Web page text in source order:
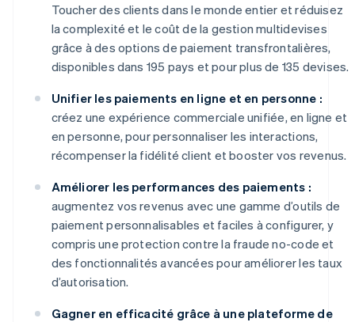
Toucher des clients dans le monde entier et réduisez
la complexité et le coût de la gestion multidevises
grâce à des options de paiement transfrontalières,
disponibles dans 195 pays et pour plus de 135 devises.
Unifier les paiements en ligne et en personne :
créez une expérience commerciale unifiée, en ligne et
en personne, pour personnaliser les interactions,
récompenser la fidélité client et booster vos revenus.
Améliorer les performances des paiements :
augmentez vos revenus avec une gamme d’outils de
paiement personnalisables et faciles à configurer, y
compris une protection contre la fraude no-code et
des fonctionnalités avancées pour améliorer les taux
d’autorisation.
Gagner en efficacité grâce à une plateforme de